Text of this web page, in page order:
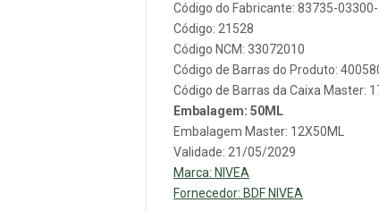
Código do Fabricante: 83735-
Código: 21528
Código NCM: 33072010
Código de Barras do Produto:
Código de Barras da Caixa Master:
Embalagem: 50ML
Embalagem Master: 12X50ML
Validade: 21/05/2029
Marca: NIVEA
Fornecedor: BDF NIVEA